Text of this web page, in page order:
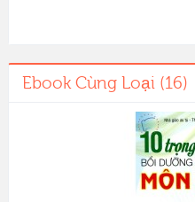
Ebook Cùng Loại (16)